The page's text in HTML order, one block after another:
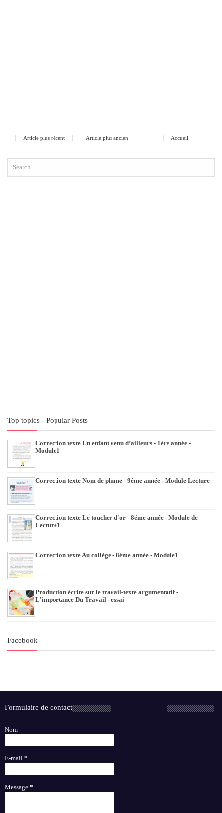
Article plus récent Article plus ancien Accueil
Top topics - Popular Posts
Correction texte Un enfant venu d’ailleurs - 1ére année -
Module1
Correction texte Nom de plume - 9éme année - Module Lecture
Correction texte Le toucher d'or - 8éme année - Module de
Lecture1
Correction texte Au collège - 8éme année - Module1
Production écrite sur le travail-texte argumentatif -
L'importance Du Travail - essai
Facebook
Formulaire de contact
Nom
E-mail *
Message *